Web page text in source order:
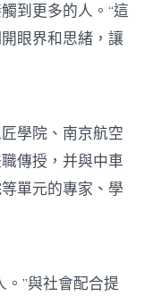
到更多的人。“這
眼界和思緒，讓
學院、南京航空
傳授，并與中車
單元的專家、學
”與社會配合提